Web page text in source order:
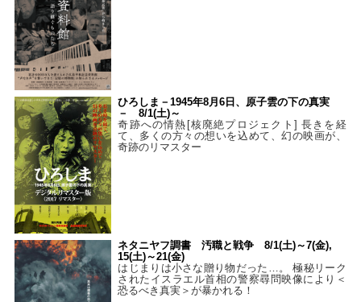
ひろしま－1945年8月6日、原子雲の下の真実
－ 8/1(土)～
奇跡への情熱[核廃絶プロジェクト] 長きを経
て、多くの方々の想いを込めて、幻の映画が、
奇跡のリマスター
ネタニヤフ調書 汚職と戦争 8/1(土)～7(金),
15(土)～21(金)
はじまりは小さな贈り物だった…。 極秘リーク
されたイスラエル首相の警察尋問映像により＜
恐るべき真実＞が暴かれる！